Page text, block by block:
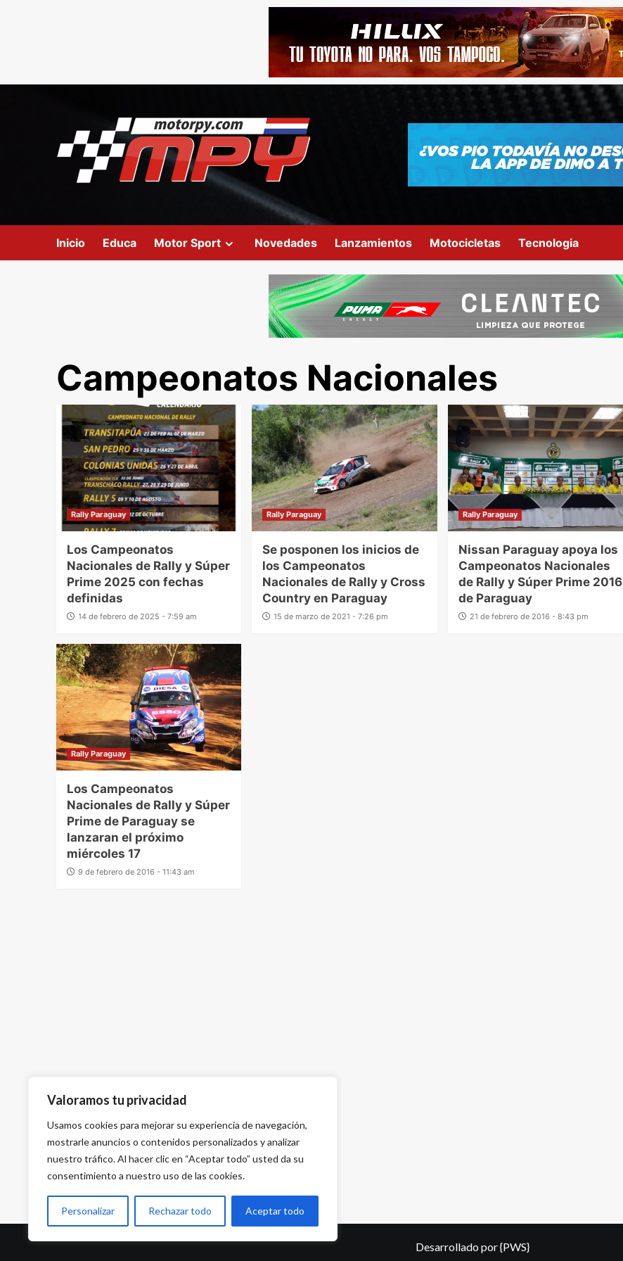
Valoramos tu privacidad
Usamos cookies para mejorar su experiencia de navegación,
mostrarle anuncios o contenidos personalizados y analizar
nuestro tráfico. Al hacer clic en “Aceptar todo” usted da su
consentimiento a nuestro uso de las cookies.
Personalizar Rechazar todo Aceptar todo
Inicio Educa Motor Sport Novedades Lanzamientos Motocicletas Tecnologia
Campeonatos Nacionales
Rally Paraguay
Los Campeonatos
Nacionales de Rally y Súper
Prime 2025 con fechas
definidas
14 de febrero de 2025 - 7:59 am
Rally Paraguay
Se posponen los inicios de
los Campeonatos
Nacionales de Rally y Cross
Country en Paraguay
15 de marzo de 2021 - 7:26 pm
Rally Paraguay
Nissan Paraguay apoya los
Campeonatos Nacionales
de Rally y Súper Prime 2016
de Paraguay
21 de febrero de 2016 - 8:43 pm
Rally Paraguay
Los Campeonatos
Nacionales de Rally y Súper
Prime de Paraguay se
lanzaran el próximo
miércoles 17
9 de febrero de 2016 - 11:43 am
Desarrollado por{PWS}